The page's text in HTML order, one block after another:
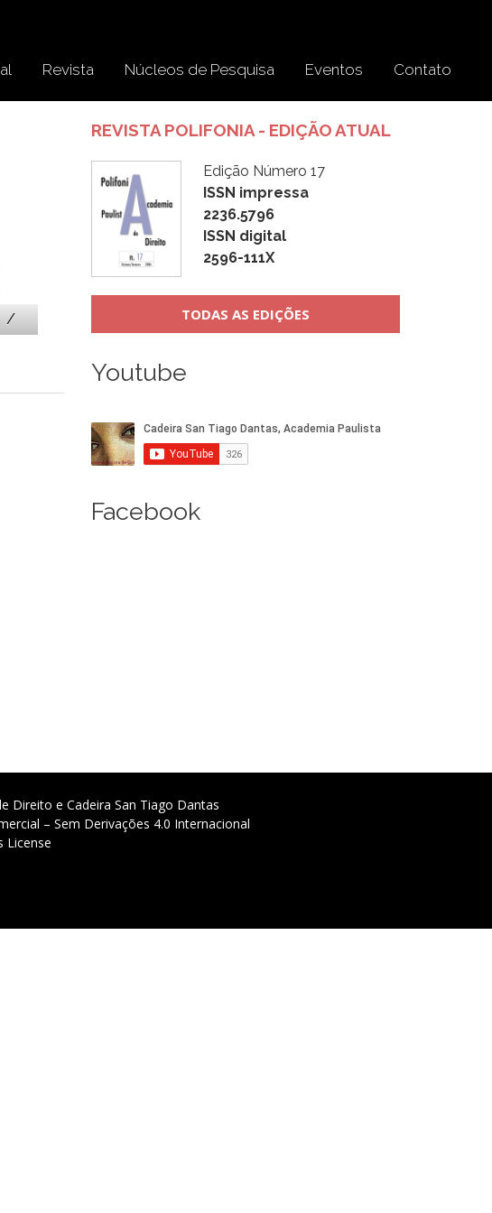
Revista Núcleos de Pesquisa Eventos Contato
REVISTA POLIFONIA - EDIÇÃO ATUAL
Edição Número 17
ISSN impressa
2236.5796
ISSN digital
2596-111X
TODAS AS EDIÇÕES
Youtube
Facebook
Direito e Cadeira San Tiago Dantas
– Sem Derivações 4.0 Internacional
License